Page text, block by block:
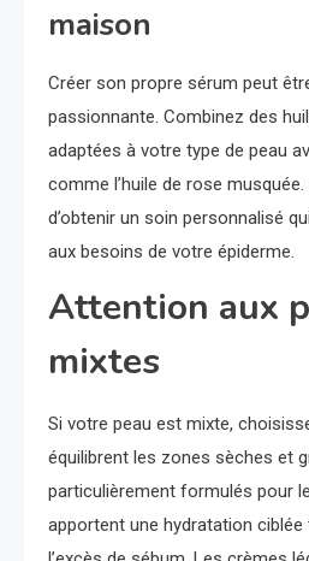
maison
Créer son propre sérum peut
passionnante. Combinez des
adaptées à votre type de peau
comme l’huile de rose
d’obtenir un soin personnalisé
aux besoins de votre épiderme.
Attention aux
mixtes
Si votre peau est mixte,
équilibrent les zones sèches et
particulièrement formulés pour
apportent une hydratation